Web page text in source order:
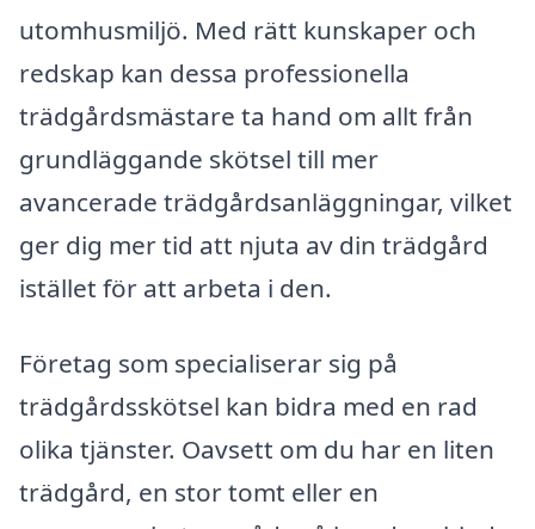
utomhusmiljö. Med rätt kunskaper och
redskap kan dessa professionella
trädgårdsmästare ta hand om allt från
grundläggande skötsel till mer
avancerade trädgårdsanläggningar, vilket
ger dig mer tid att njuta av din trädgård
istället för att arbeta i den.
Företag som specialiserar sig på
trädgårdsskötsel kan bidra med en rad
olika tjänster. Oavsett om du har en liten
trädgård, en stor tomt eller en